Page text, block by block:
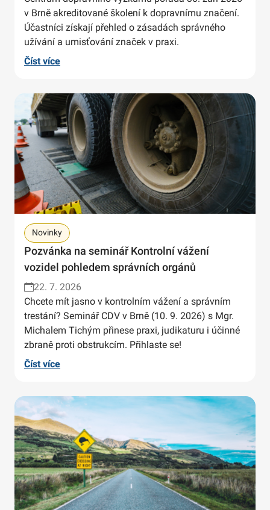
v Brně akreditované školení k dopravnímu značení.
Účastníci získají přehled o zásadách správného
užívání a umisťování značek v praxi.
Číst více
Novinky
Pozvánka na seminář Kontrolní vážení
vozidel pohledem správních orgánů
22. 7. 2026
Chcete mít jasno v kontrolním vážení a správním
trestání? Seminář CDV v Brně (10. 9. 2026) s Mgr.
Michalem Tichým přinese praxi, judikaturu i účinné
zbraně proti obstrukcím. Přihlaste se!
Číst více